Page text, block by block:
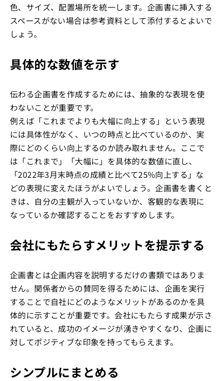
色、サイズ、配置場所を統一します。企画書に挿入する
スペースがない場合は参考資料として添付するとよいで
しょう。
具体的な数値を示す
伝わる企画書を作成するためには、抽象的な表現を使
わないことが重要です。
例えば「これまでよりも大幅に向上する」という表現
には具体性がなく、いつの時点と比べているのか、実
際にどのくらい向上するのか読み取れません。ここで
は「これまで」「大幅に」を具体的な数値に直し、
「2022年3月末時点の成績と比べて25%向上する」な
どの表現に変えたほうがよいでしょう。企画書を書くと
きは、自分の主観が入っていないか、客観的な表現に
なっているか確認することをおすすめします。
会社にもたらすメリットを提示する
企画書とは企画内容を説明するだけの書類ではありま
せん。関係者からの賛同を得るためには、企画を実行
することで自社にどのようなメリットがあるのかを具
体的に示すことが重要です。会社にもたらす成果が示さ
れていると、成功のイメージが湧きやすくなり、企画に
対してポジティブな印象を持ってもらえます。
シンプルにまとめる